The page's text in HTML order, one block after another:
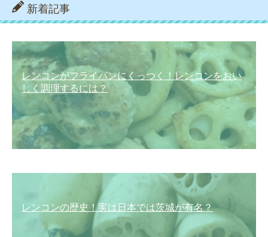
新着記事
レンコンがフライパンにくっつく！レンコンをおい
しく調理するには？
レンコンの歴史！実は日本では茨城が有名？